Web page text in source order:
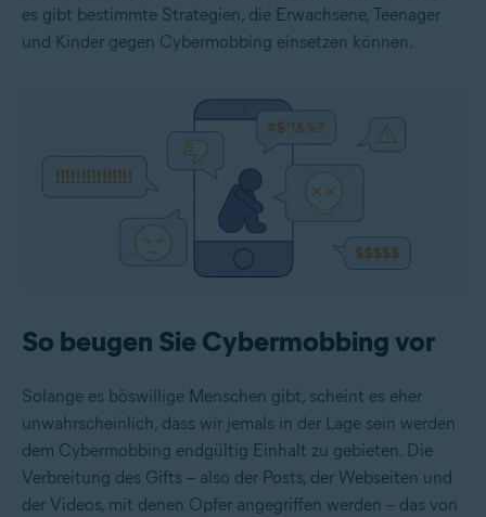
es gibt bestimmte Strategien, die Erwachsene, Teenager
und Kinder gegen Cybermobbing einsetzen können.
So beugen Sie Cybermobbing vor
Solange es böswillige Menschen gibt, scheint es eher
unwahrscheinlich, dass wir jemals in der Lage sein werden
dem Cybermobbing endgültig Einhalt zu gebieten. Die
Verbreitung des Gifts – also der Posts, der Webseiten und
der Videos, mit denen Opfer angegriffen werden – das von